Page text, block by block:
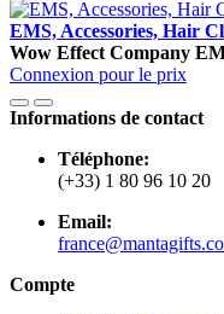
EMS, Accessories, Hair
Wow Effect Company
Connexion pour le prix
Informations de contact
Téléphone:
(+33) 1 80 96 10 20
Email:
Compte